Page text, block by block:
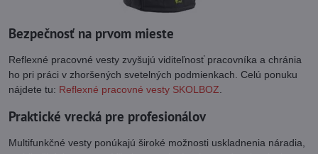
Bezpečnosť na prvom mieste
Reflexné pracovné vesty zvyšujú viditeľnosť pracovníka a chránia
ho pri práci v zhoršených svetelných podmienkach. Celú ponuku
nájdete tu: Reflexné pracovné vesty SKOLBOZ
Praktické vrecká pre profesionálov
Multifunkčné vesty ponúkajú široké možnosti uskladnenia náradia,